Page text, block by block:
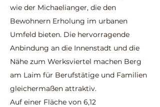
wie der Michaelianger, die den
Bewohnern Erholung im urbanen
Umfeld bieten. Die hervorragende
Anbindung an die Innenstadt und die
Nähe zum Werksviertel machen Berg
am Laim für Berufstätige und Familien
gleichermaßen attraktiv.
Auf einer Fläche von 6,12